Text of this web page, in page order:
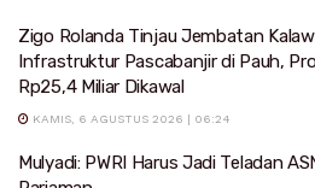
Zigo Rolanda Tinjau Jembatan
Infrastruktur Pascabanjir di Pauh,
Rp25,4 Miliar Dikawal
KAMIS, 6 AGUSTUS 2026 | 06:24
Mulyadi: PWRI Harus Jadi Teladan